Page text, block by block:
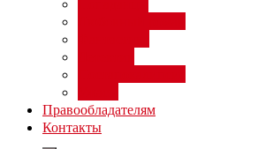
Правообладателям
Контакты